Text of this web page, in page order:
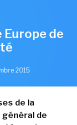
Europe de
2015
de la
de